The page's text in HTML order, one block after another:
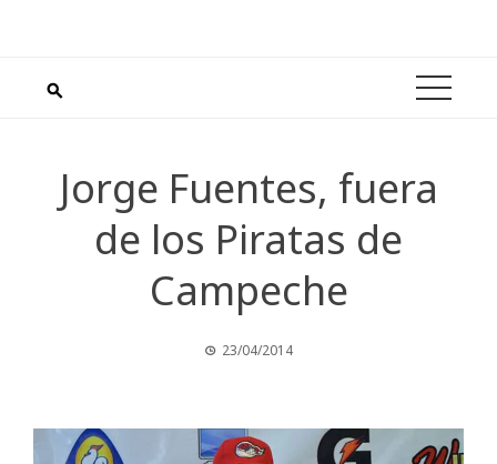
Jorge Fuentes, fuera
de los Piratas de
Campeche
23/04/2014